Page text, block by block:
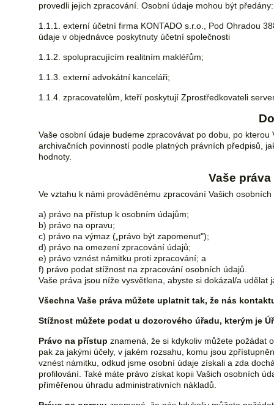
provedli jejich zpracování. Osobní údaje mohou být předány:
1.1.1. externí účetní firma KONTADO s.r.o., Pod Ohradou
údaje v objednávce poskytnuty účetní společnosti
1.1.2. spolupracujícím realitním makléřům;
1.1.3. externí advokátní kanceláři;
1.1.4. zpracovatelům, kteří poskytují Zprostředkovateli
Vaše osobní údaje budeme zpracovávat po dobu, po
archivačních povinností podle platných právních předpisů,
hodnoty.
Vaše
Ve vztahu k námi prováděnému zpracování Vašich
a) právo na přístup k osobním údajům;
b) právo na opravu;
c) právo na výmaz („právo být zapomenut");
d) právo na omezení zpracování údajů;
e) právo vznést námitku proti zpracování; a
f) právo podat stížnost na zpracování osobních údajů.
Vaše práva jsou níže vysvětlena, abyste si dokázal/a udělat
Všechna Vaše práva můžete uplatnit tak, že nás
Stížnost můžete podat u dozorového úřadu, kterým je
Právo na přístup znamená, že si kdykoliv můžete požádat
pak za jakými účely, v jakém rozsahu, komu jsou
vznést námitku, odkud jsme osobní údaje získali a zda
profilování. Také máte právo získat kopii Vašich osobních
přiměřenou úhradu administrativních nákladů.